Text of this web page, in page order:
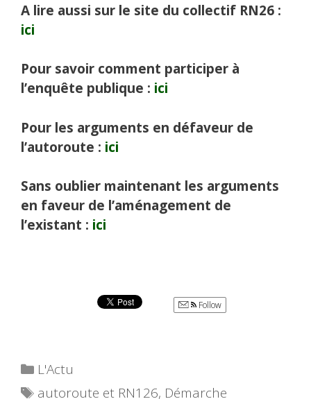
A lire aussi sur le site du collectif RN26 :
ici
Pour savoir comment participer à
l’enquête publique : ici
Pour les arguments en défaveur de
l’autoroute : ici
Sans oublier maintenant les arguments
en faveur de l’aménagement de
l’existant : ici
Follow
Catégories
L'Actu
Étiquettes
autoroute et RN126, Démarche